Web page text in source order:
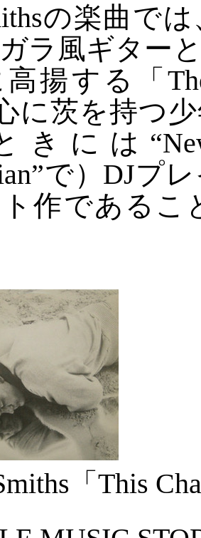
の楽曲で
ラ風ギター
揚する「
に茨を持つ
きには
で）DJプ
ト作である
「This